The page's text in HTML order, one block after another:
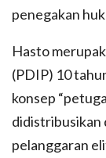
penegakan
Hasto
(PDIP) 10
konsep
didistribusikan
pelanggaran